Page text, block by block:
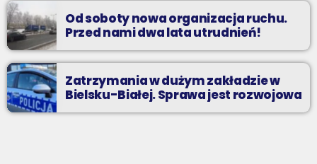
Od soboty nowa organizacja ruchu.
Przed nami dwa lata utrudnień!
Zatrzymania w dużym zakładzie w
Bielsku-Białej. Sprawa jest rozwojowa